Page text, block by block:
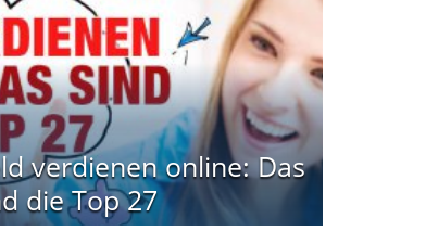
verdienen online: Das
die Top 27